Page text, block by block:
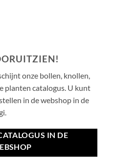
onze bollen, knollen,
planten catalogus. U kunt
in de webshop in de
IN DE